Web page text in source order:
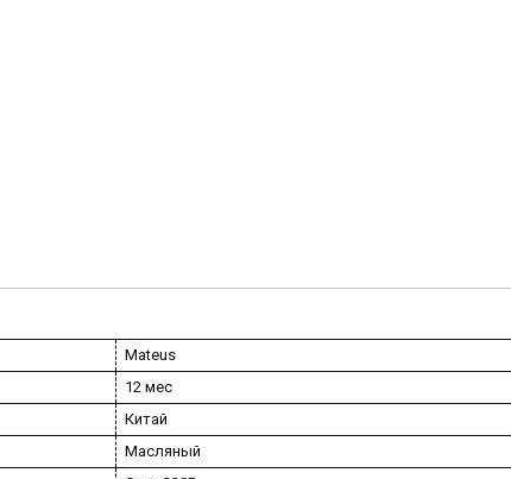
Mateus
12 мес
Китай
Масляный